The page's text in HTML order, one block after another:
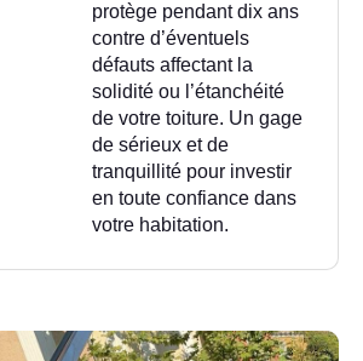
protège pendant dix ans
contre d’éventuels
défauts affectant la
solidité ou l’étanchéité
de votre toiture. Un gage
de sérieux et de
tranquillité pour investir
en toute confiance dans
votre habitation.